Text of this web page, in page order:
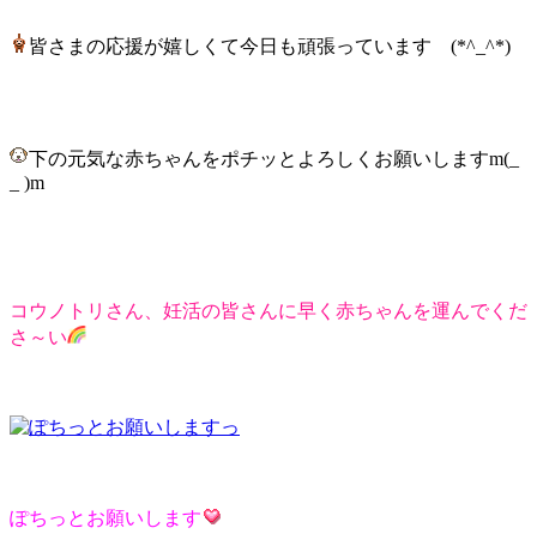
皆さまの応援が嬉しくて今日も頑張っています (*^_^*)
下の元気な赤ちゃんをポチッとよろしくお願いしますm(_
_ )m
コウノトリさん、妊活の皆さんに早く赤ちゃんを運んでくだ
さ～い
ぽちっとお願いします